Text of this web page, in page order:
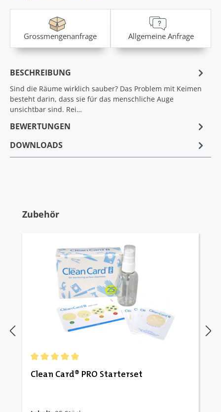
Grossmengenanfrage Allgemeine Anfrage
BESCHREIBUNG
Sind die Räume wirklich sauber? Das Problem mit Keimen
besteht darin, dass sie für das menschliche Auge
unsichtbar sind. Rei…
BEWERTUNGEN
DOWNLOADS
Produktgalerie überspringen
Zubehör
Durchschnittliche Bewertung von 5 von 5 Sternen
Clean Card® PRO Starterset